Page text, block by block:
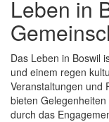
Leben in
Das Leben in Boswil
und einem regen
Veranstaltungen und
bieten
durch das